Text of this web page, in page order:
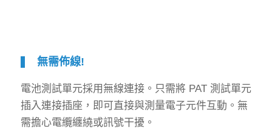
無需佈線!
電池測試單元採用無線連接。只需將 PAT 測試單元
插入連接插座，即可直接與測量電子元件互動。無
需擔心電纜纏繞或訊號干擾。